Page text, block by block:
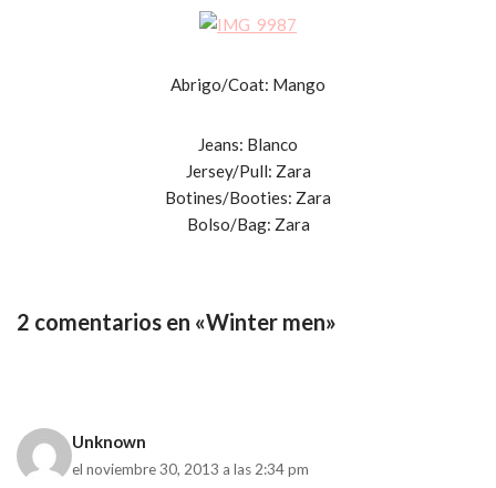
Abrigo/Coat: Mango
Jeans: Blanco
Jersey/Pull: Zara
Botines/Booties: Zara
Bolso/Bag: Zara
2 comentarios en «Winter men»
Unknown
el noviembre 30, 2013 a las 2:34 pm